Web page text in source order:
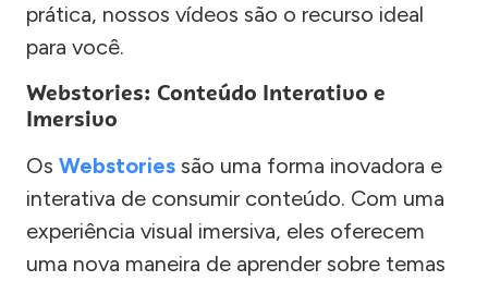
prática, nossos vídeos são o recurso ideal
para você.
Webstories: Conteúdo Interativo e
Imersivo
Os Webstories são uma forma inovadora e
interativa de consumir conteúdo. Com uma
experiência visual imersiva, eles oferecem
uma nova maneira de aprender sobre temas